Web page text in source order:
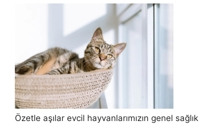
Özetle aşılar evcil hayvanlarımızın genel sağlık